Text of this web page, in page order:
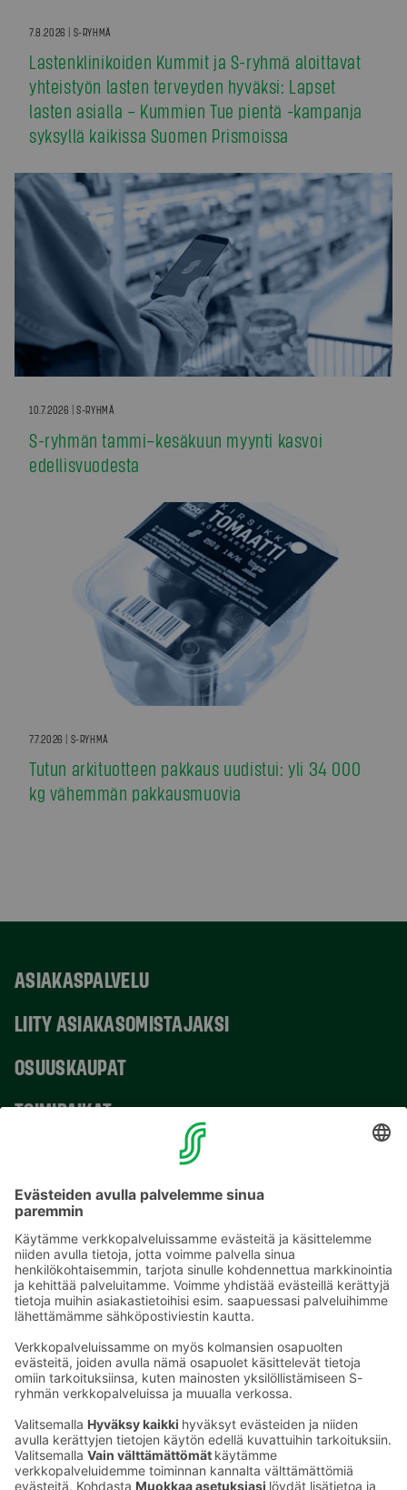
7.8.2026 | S-RYHMÄ
Lastenklinikoiden Kummit ja S-ryhmä aloittavat
yhteistyön lasten terveyden hyväksi: Lapset
lasten asialla – Kummien Tue pientä -kampanja
syksyllä kaikissa Suomen Prismoissa
10.7.2026 | S-RYHMÄ
S-ryhmän tammi–kesäkuun myynti kasvoi
edellisvuodesta
7.7.2026 | S-RYHMÄ
Tutun arkituotteen pakkaus uudistui: yli 34 000
kg vähemmän pakkausmuovia
ASIAKASPALVELU
LIITY ASIAKASOMISTAJAKSI
OSUUSKAUPAT
TOIMIPAIKAT
Sähköpostiosoitteet S-ryhmässä ovat muotoa
etunimi.sukunimi@sok.fi
Seuraa meitä: